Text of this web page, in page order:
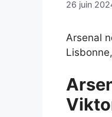
26 juin
Arsenal